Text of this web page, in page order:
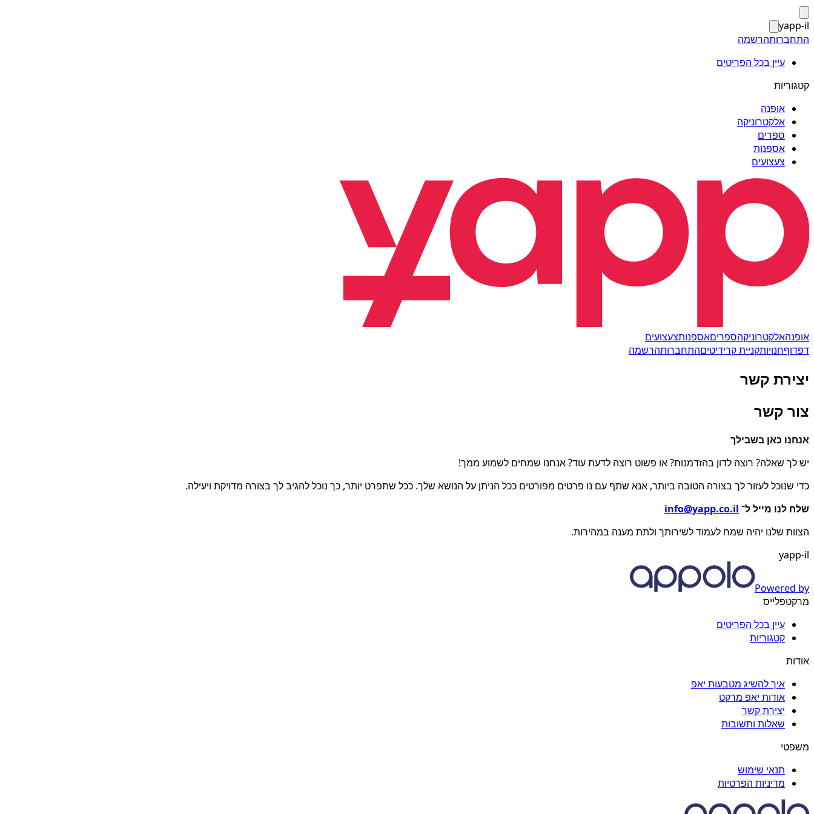
yapp-il
התחברותהרשמה
עיין בכל הפריטים
קטגוריות
אופנה
אלקטרוניקה
ספרים
אספנות
צעצועים
אופנהאלקטרוניקהספריםאספנותצעצועים
דפדוףחנויותקניית קרידיטיםהתחברותהרשמה
יצירת קשר
צור קשר
אנחנו כאן בשבילך
יש לך שאלה? רוצה לדון בהזדמנות? או פשוט רוצה לדעת עוד? אנחנו שמחים לשמוע ממך!
כדי שנוכל לעזור לך בצורה הטובה ביותר, אנא שתף עם נו פרטים מפורטים ככל הניתן על הנושא שלך. ככל שתפרט יותר, כך נוכל להגיב לך בצורה מדויקת ויעילה.
שלח לנו מייל ל־ info@yapp.co.il
הצוות שלנו יהיה שמח לעמוד לשירותך ולתת מענה במהירות.
yapp-il
Powered by
מרקטפלייס
עיין בכל הפריטים
קטגוריות
אודות
איך להשיג מטבעות יאפ
אודות יאפ מרקט
יצירת קשר
שאלות ותשובות
משפטי
תנאי שימוש
מדיניות הפרטיות